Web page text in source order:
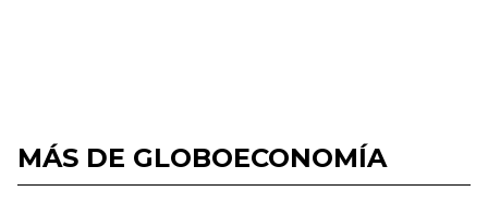
MÁS DE GLOBOECONOMÍA